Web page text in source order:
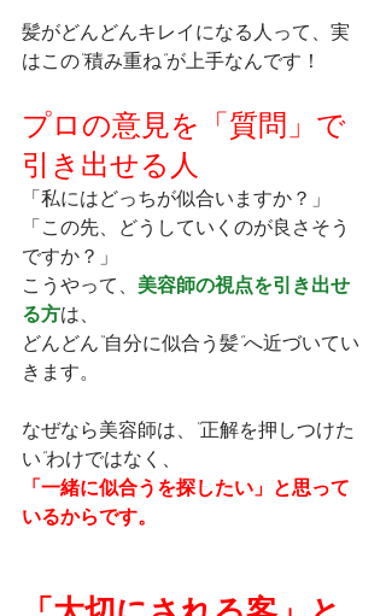
髪がどんどんキレイになる人って、実
はこの“積み重ね”が上手なんです！
プロの意見を「質問」で
引き出せる人
「私にはどっちが似合いますか？」
「この先、どうしていくのが良さそう
ですか？」
こうやって、 美容師の視点を引き出せ
る方は、
どんどん“自分に似合う髪”へ近づいてい
きます。
なぜなら美容師は、“正解を押しつけた
い”わけではなく、
「一緒に似合うを探したい」と思って
いるからです。